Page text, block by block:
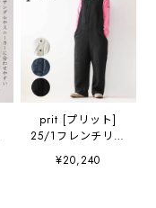
prit [プリット]
25/1フレンチリネ
ンツイル起毛オー
ルインワン
¥20,240